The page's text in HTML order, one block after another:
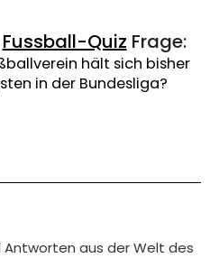
Fussball-Quiz Frage:
hält sich bisher
in der Bundesliga?
Antworten aus der Welt des